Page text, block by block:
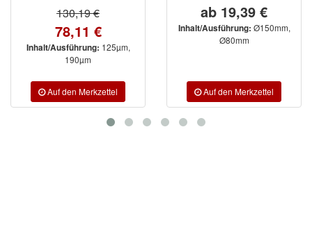
130,19 €
78,11 €
Inhalt/Ausführung: 125µm,
190µm
ab 19,39 €
Inhalt/Ausführung: Ø150mm,
Ø80mm